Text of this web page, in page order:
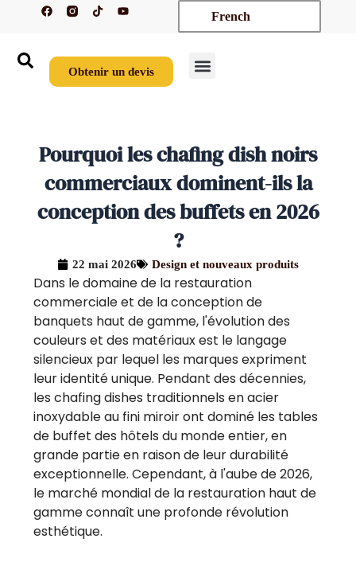
F
a
o
k
T
i
k
Y
o
b
e
French
Obtenir un devis
Pourquoi les chafing dish noirs
commerciaux dominent-ils la
conception des buffets en 2026
?
22 mai 2026 Design et nouveaux produits
Dans le domaine de la restauration
commerciale et de la conception de
banquets haut de gamme, l'évolution des
couleurs et des matériaux est le langage
silencieux par lequel les marques expriment
leur identité unique. Pendant des décennies,
les chafing dishes traditionnels en acier
inoxydable au fini miroir ont dominé les tables
de buffet des hôtels du monde entier, en
grande partie en raison de leur durabilité
exceptionnelle. Cependant, à l'aube de 2026,
le marché mondial de la restauration haut de
gamme connaît une profonde révolution
esthétique.